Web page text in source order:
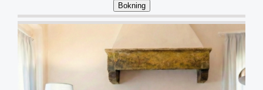
Ebay
Bokning